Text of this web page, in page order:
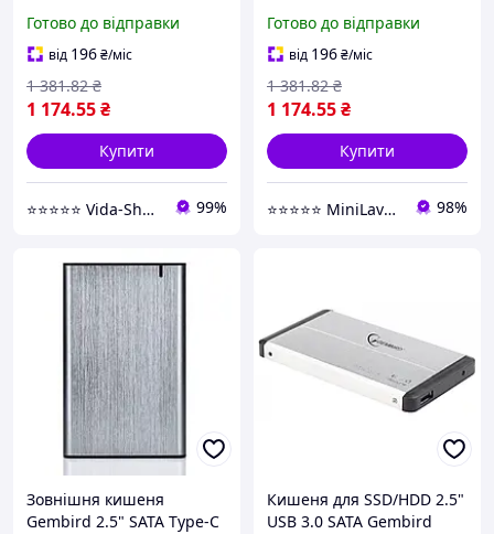
EE2280-U3C-03 Vida-Shop
Готово до відправки
від 196₴/міс
1 174.55₴
1 381.82 ₴
Купити
⭐️⭐️⭐️⭐️⭐️ Vida-Shop.Com.Ua - приємні покупки! 99%
EE2280-U3C-03 MiniLavka
Готово до відправки
від 196₴/міс
1 174.55₴
1 381.82 ₴
Купити
⭐️⭐️⭐️⭐️⭐️ MiniLavka.Com - товари для дому! 98%
Зовнішня кишеня
Gembird 2.5" SATA Type-C
Кишеня для SSD/HDD 2.5"
USB 3.0 SATA Gembird